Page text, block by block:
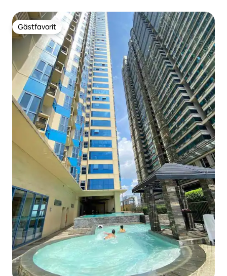
Gästfavorit
Gästfavorit